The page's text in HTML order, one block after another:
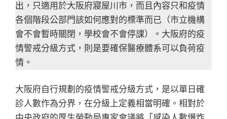
出，只適用於大阪府寢屋川市，而且內容只和疫情
各個階段公部門該如何應對的標準而已（市立機構
會不會暫時關閉，學校會不會停課）。大阪府的疫
情警戒分級方式，則是要確保醫療體系可以負荷疫
情。
大阪府自行規劃的疫情警戒分級方式，是以單日確
診人數作為分界，在分級上定義相當明確。相對於